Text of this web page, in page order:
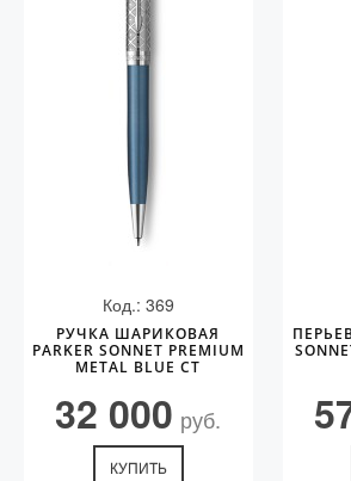
Код.: 369
РУЧКА ШАРИКОВАЯ
PARKER SONNET PREMIUM
METAL BLUE CT
32 000 руб.
КУПИТЬ